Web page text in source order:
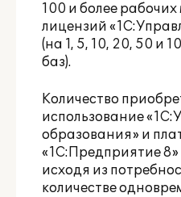
100 и более рабочих
лицензий
(на 1, 5, 10, 20, 50 и
баз).
Количество
использование
образования» и
«1С:Предприятие 8»
исходя из
количестве